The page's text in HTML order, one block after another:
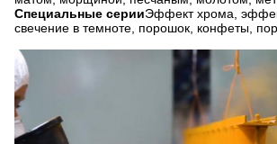
Специальные серииЭффект хрома,
свечение в темноте, порошок, конфеты,